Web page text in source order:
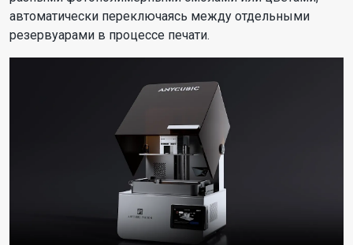
автоматически переключаясь между отдельными
резервуарами в процессе печати.